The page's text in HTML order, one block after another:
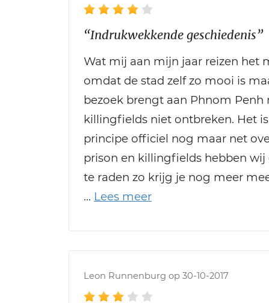
“Indrukwekkende geschiedenis”
Wat mij aan mijn jaar reizen het
omdat de stad zelf zo mooi is
bezoek brengt aan Phnom Penh
killingfields niet ontbreken. Het
principe officiel nog maar net
prison en killingfields hebben
te raden zo krijg je nog meer
Leon Runnenburg op 30-10-2017